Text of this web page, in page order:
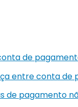
de
entre conta
de pagamento